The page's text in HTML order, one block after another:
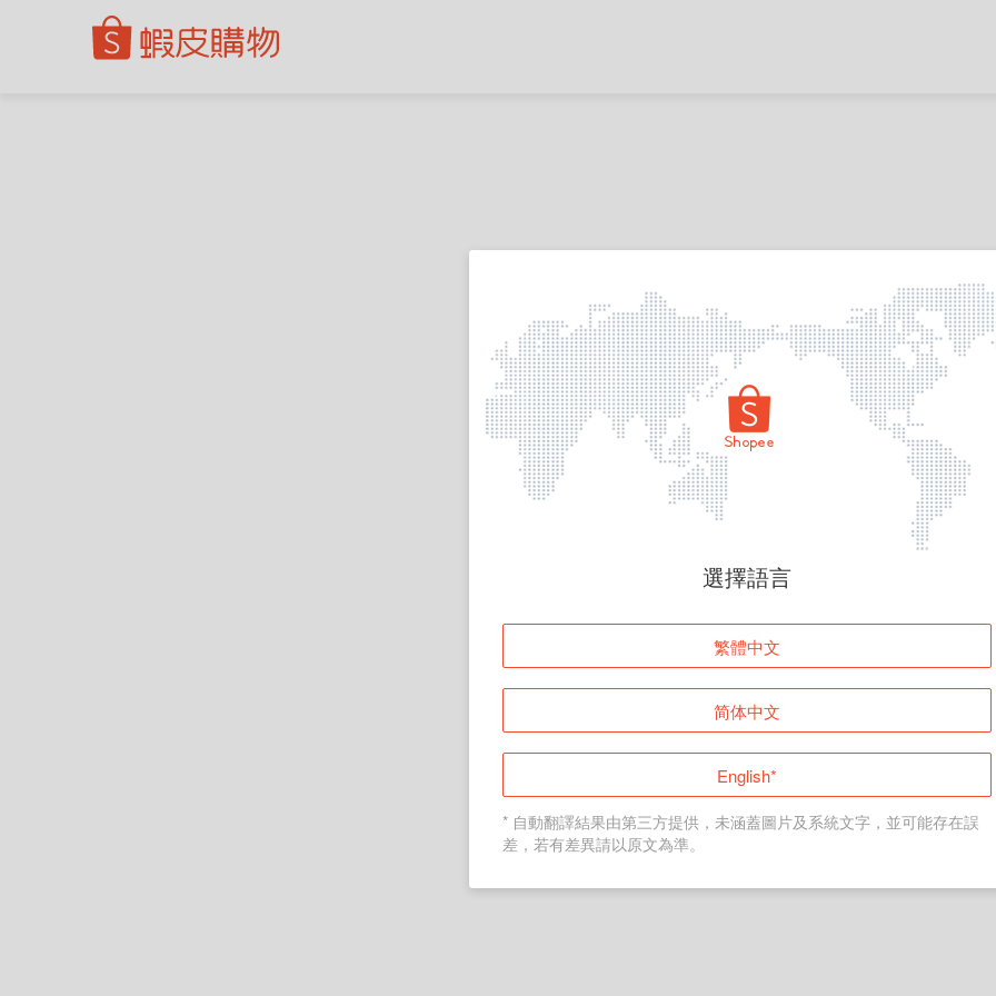
頁面無法顯示
登入
返回首頁
選擇語言
繁體中文
简体中文
English*
* 自動翻譯結果由第三方提供，未涵蓋圖片及系統文字，並可能存在誤
差，若有差異請以原文為準。